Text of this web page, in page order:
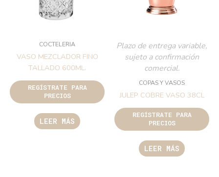
COCTELERIA
VASO MEZCLADOR FINO
TALLADO 600ML.
REGÍSTRATE PARA
PRECIOS
LEER MÁS
Plazo de entrega variable,
sujeto a confirmación
comercial.
COPAS Y VASOS
JULEP COBRE VASO 38CL
REGÍSTRATE PARA
PRECIOS
LEER MÁS